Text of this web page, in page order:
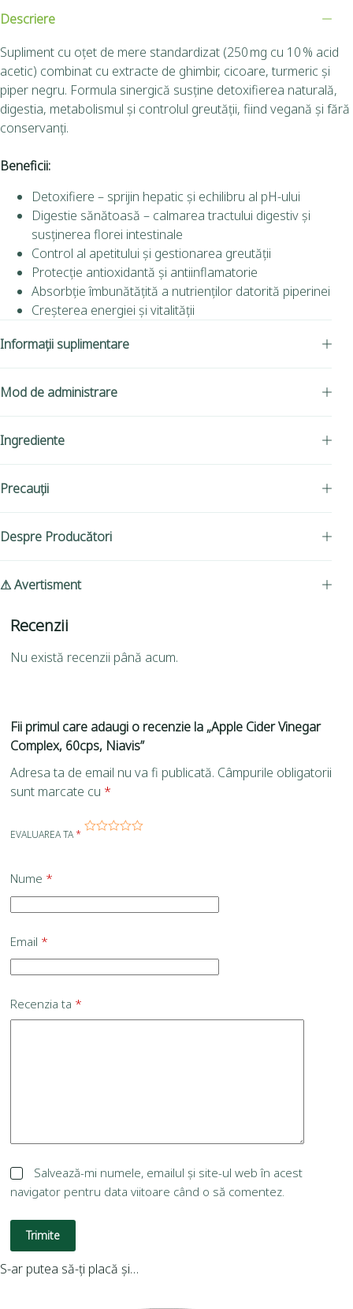
Descriere
Supliment cu oțet de mere standardizat (250 mg cu 10 % acid
acetic) combinat cu extracte de ghimbir, cicoare, turmeric și
piper negru. Formula sinergică susține detoxifierea naturală,
digestia, metabolismul și controlul greutății, fiind vegană și fără
conservanți.
Beneficii:
Detoxifiere – sprijin hepatic și echilibru al pH-ului
Digestie sănătoasă – calmarea tractului digestiv și
susținerea florei intestinale
Control al apetitului și gestionarea greutății
Protecție antioxidantă și antiinflamatorie
Absorbție îmbunătățită a nutrienților datorită piperinei
Creșterea energiei și vitalității
Informații suplimentare
Mod de administrare
Ingrediente
Precauții
Despre Producători
⚠ Avertisment
Recenzii
Nu există recenzii până acum.
Fii primul care adaugi o recenzie la „Apple Cider Vinegar
Complex, 60cps, Niavis”
Adresa ta de email nu va fi publicată. Câmpurile obligatorii
sunt marcate cu *
EVALUAREA TA*
Nume *
Email *
Recenzia ta *
Salvează-mi numele, emailul și site-ul web în acest
navigator pentru data viitoare când o să comentez.
Trimite
S-ar putea să-ți placă și…